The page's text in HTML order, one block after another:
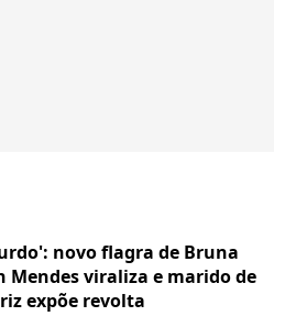
novo flagra de Bruna
Mendes viraliza e marido de
expõe revolta